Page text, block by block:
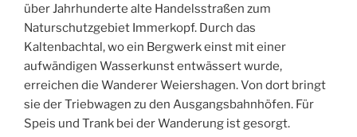
über Jahrhunderte alte Handelsstraßen zum
Naturschutzgebiet Immerkopf. Durch das
Kaltenbachtal, wo ein Bergwerk einst mit einer
aufwändigen Wasserkunst entwässert wurde,
erreichen die Wanderer Weiershagen. Von dort bringt
sie der Triebwagen zu den Ausgangsbahnhöfen. Für
Speis und Trank bei der Wanderung ist gesorgt.